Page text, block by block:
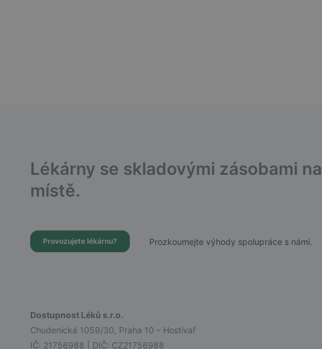
Lékárny se skladovými zásobami
místě.
Provozujete lékárnu? Prozkoumejte výhody spolupráce s námi.
Dostupnost Léků s.r.o.
Chudenická 1059/30, Praha 10 – Hostivař
IČ: 21756988 | DIČ: CZ21756988